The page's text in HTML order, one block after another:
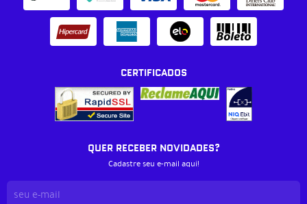
CERTIFICADOS
QUER RECEBER NOVIDADES?
Cadastre seu e-mail aqui!